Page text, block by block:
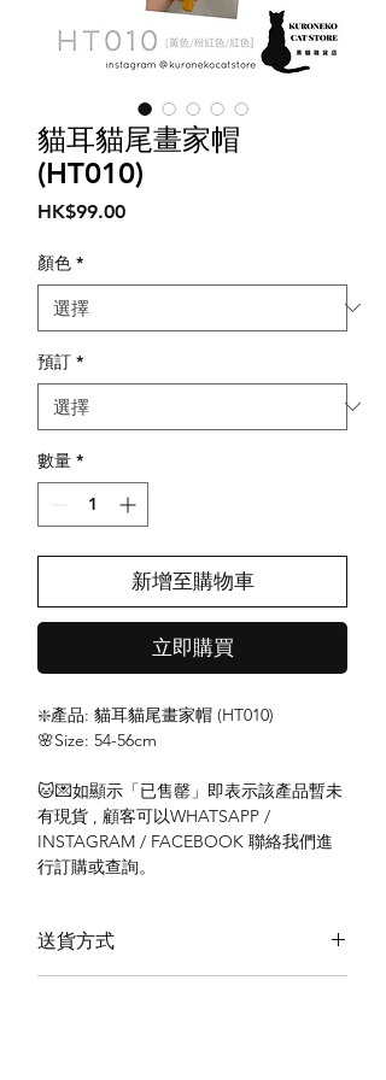
貓耳貓尾畫家帽
(HT010)
HK$99.00價
顏色 *
預訂 *
數量 *
新增至購物車
立即購買
❇️產品: 貓耳貓尾畫家帽 (HT010)
🌸Size: 54-56cm
🐱💌如顯示「已售罄」即表示該產品暫未
有現貨 , 顧客可以WHATSAPP /
INSTAGRAM / FACEBOOK 聯絡我們進
行訂購或查詢。
送貨方式